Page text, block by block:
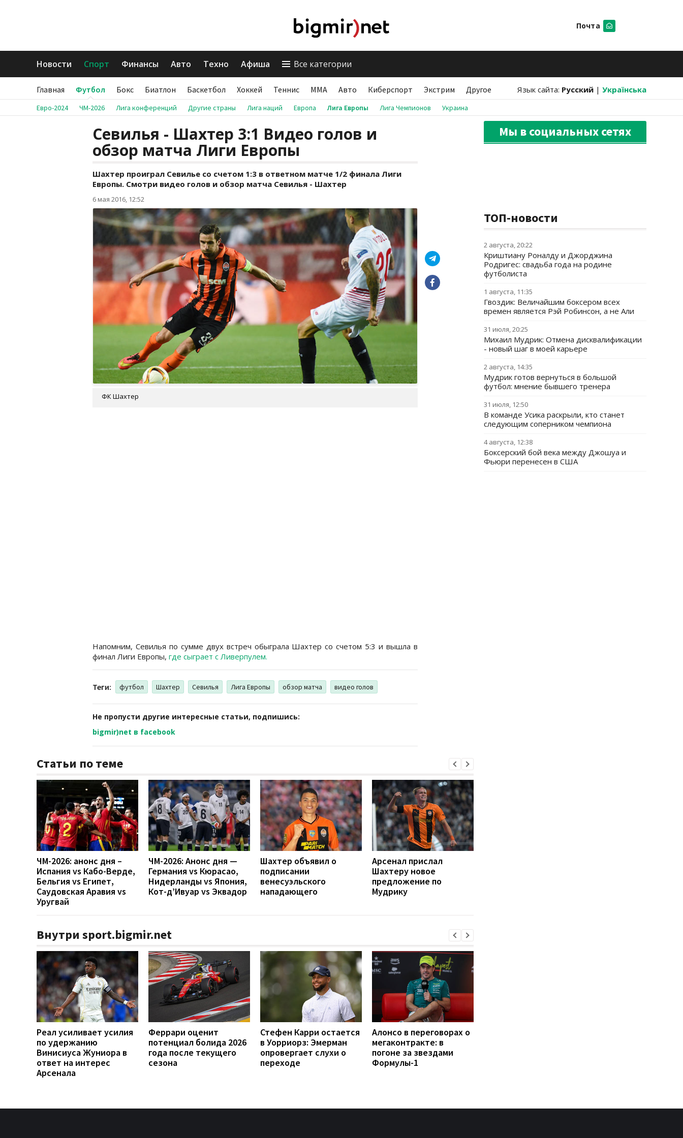
Почта
Новости Спорт Финансы Авто Техно Афиша Все категории
Главная Футбол Бокс Биатлон Баскетбол Хоккей Теннис ММА Авто Киберспорт Экстрим Другое Язык сайта: Русский | Українська
Евро-2024 ЧМ-2026 Лига конференций Другие страны Лига наций Европа Лига Европы Лига Чемпионов Украина
Севилья - Шахтер 3:1 Видео голов и
обзор матча Лиги Европы
Шахтер проиграл Севилье со счетом 1:3 в ответном матче 1/2 финала Лиги
Европы. Смотри видео голов и обзор матча Севилья - Шахтер
6 мая 2016, 12:52
ФК Шахтер
Напомним, Севилья по сумме двух встреч обыграла Шахтер со счетом 5:3 и вышла в
финал Лиги Европы, где сыграет с Ливерпулем.
Теги: футбол Шахтер Севилья Лига Европы обзор матча видео голов
Не пропусти другие интересные статьи, подпишись:
bigmir)net в facebook
Статьи по теме
ЧМ-2026: анонс дня –
Испания vs Кабо-Верде,
Бельгия vs Египет,
Саудовская Аравия vs
Уругвай
ЧМ-2026: Анонс дня —
Германия vs Кюрасао,
Нидерланды vs Япония,
Кот-д’Ивуар vs Эквадор
Шахтер объявил о
подписании
венесуэльского
нападающего
Арсенал прислал
Шахтеру новое
предложение по
Мудрику
Внутри sport.bigmir.net
Реал усиливает усилия
по удержанию
Винисиуса Жуниора в
ответ на интерес
Арсенала
Феррари оценит
потенциал болида 2026
года после текущего
сезона
Стефен Карри остается
в Уорриорз: Эмерман
опровергает слухи о
переходе
Алонсо в переговорах о
мегаконтракте: в
погоне за звездами
Формулы-1
Мы в социальных сетях
ТОП-новости
2 августа, 20:22
Криштиану Роналду и Джорджина
Родригес: свадьба года на родине
футболиста
1 августа, 11:35
Гвоздик: Величайшим боксером всех
времен является Рэй Робинсон, а не Али
31 июля, 20:25
Михаил Мудрик: Отмена дисквалификации
- новый шаг в моей карьере
2 августа, 14:35
Мудрик готов вернуться в большой
футбол: мнение бывшего тренера
31 июля, 12:50
В команде Усика раскрыли, кто станет
следующим соперником чемпиона
4 августа, 12:38
Боксерский бой века между Джошуа и
Фьюри перенесен в США